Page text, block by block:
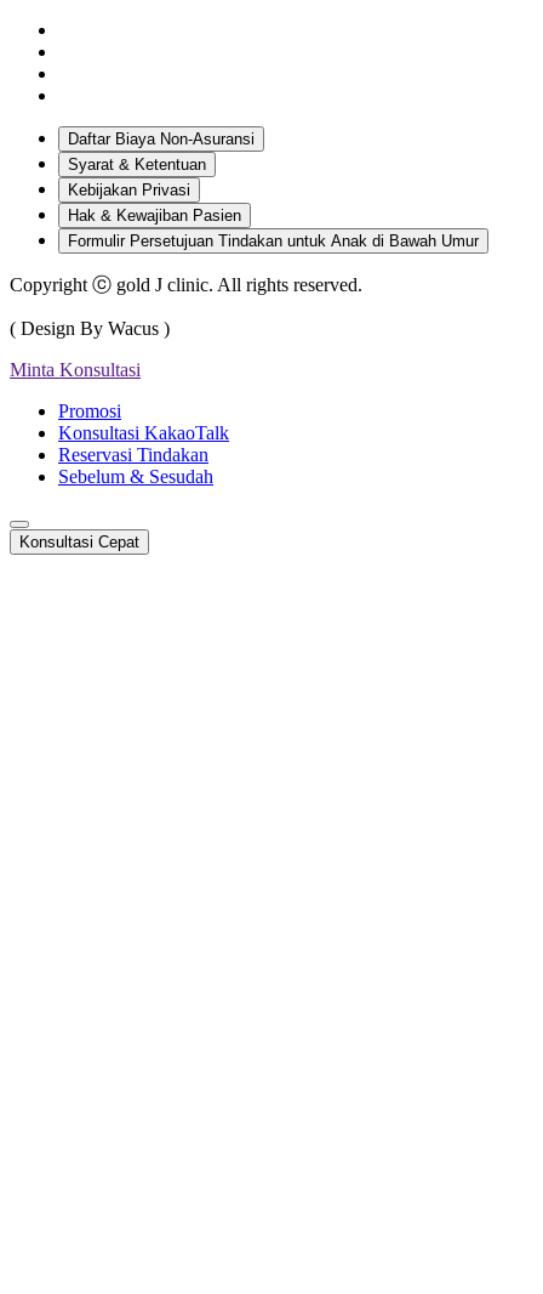
Daftar Biaya Non-Asuransi
Syarat & Ketentuan
Kebijakan Privasi
Hak & Kewajiban Pasien
Formulir Persetujuan Tindakan untuk Anak di Bawah Umur
Copyright ⓒ gold J clinic. All rights reserved.
( Design By Wacus )
Minta Konsultasi
Promosi
Konsultasi KakaoTalk
Reservasi Tindakan
Sebelum & Sesudah
Konsultasi Cepat